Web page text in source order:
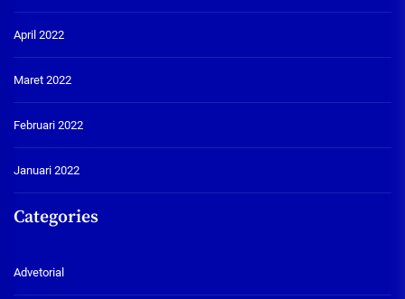
April 2022
Maret 2022
Februari 2022
Januari 2022
Categories
Advetorial